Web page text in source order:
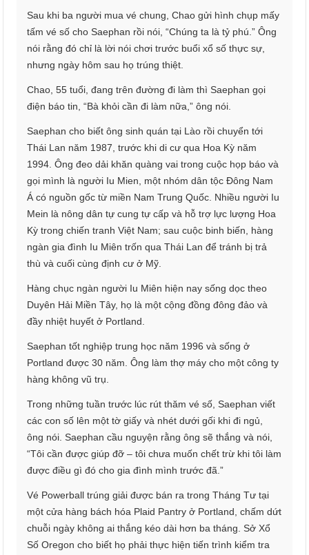
Sau khi ba người mua vé chung, Chao gửi hình chụp mấy
tấm vé số cho Saephan rồi nói, “Chúng ta là tỷ phú.” Ông
nói rằng đó chỉ là lời nói chơi trước buổi xổ số thực sự,
nhưng ngày hôm sau họ trúng thiệt.
Chao, 55 tuổi, đang trên đường đi làm thì Saephan gọi
điện báo tin, “Bà khỏi cần đi làm nữa,” ông nói.
Saephan cho biết ông sinh quán tại Lào rồi chuyển tới
Thái Lan năm 1987, trước khi di cư qua Hoa Kỳ năm
1994. Ông đeo dải khăn quàng vai trong cuộc họp báo và
gọi mình là người Iu Mien, một nhóm dân tộc Đông Nam
Á có nguồn gốc từ miền Nam Trung Quốc. Nhiều người Iu
Mein là nông dân tự cung tự cấp và hỗ trợ lực lượng Hoa
Kỳ trong chiến tranh Việt Nam; sau cuộc binh biến, hàng
ngàn gia đình Iu Miên trốn qua Thái Lan để tránh bị trả
thù và cuối cùng định cư ở Mỹ.
Hàng chục ngàn người Iu Miên hiện nay sống dọc theo
Duyên Hải Miền Tây, họ là một cộng đồng đông đảo và
đầy nhiệt huyết ở Portland.
Saephan tốt nghiệp trung học năm 1996 và sống ở
Portland được 30 năm. Ông làm thợ máy cho một công ty
hàng không vũ trụ.
Trong những tuần trước lúc rút thăm vé số, Saephan viết
các con số lên một tờ giấy và nhét dưới gối khi đi ngủ,
ông nói. Saephan cầu nguyện rằng ông sẽ thắng và nói,
“Tôi cần được giúp đỡ – tôi chưa muốn chết trừ khi tôi làm
được điều gì đó cho gia đình mình trước đã.”
Vé Powerball trúng giải được bán ra trong Tháng Tư tại
một cửa hàng bách hóa Plaid Pantry ở Portland, chấm dứt
chuỗi ngày không ai thắng kéo dài hơn ba tháng. Sở Xổ
Số Oregon cho biết họ phải thực hiện tiến trình kiểm tra